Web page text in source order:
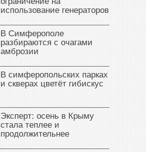
использование генераторов
В Симферополе
разбираются с очагами
амброзии
В симферопольских парках
и скверах цветёт гибискус
Эксперт: осень в Крыму
стала теплее и
продолжительнее